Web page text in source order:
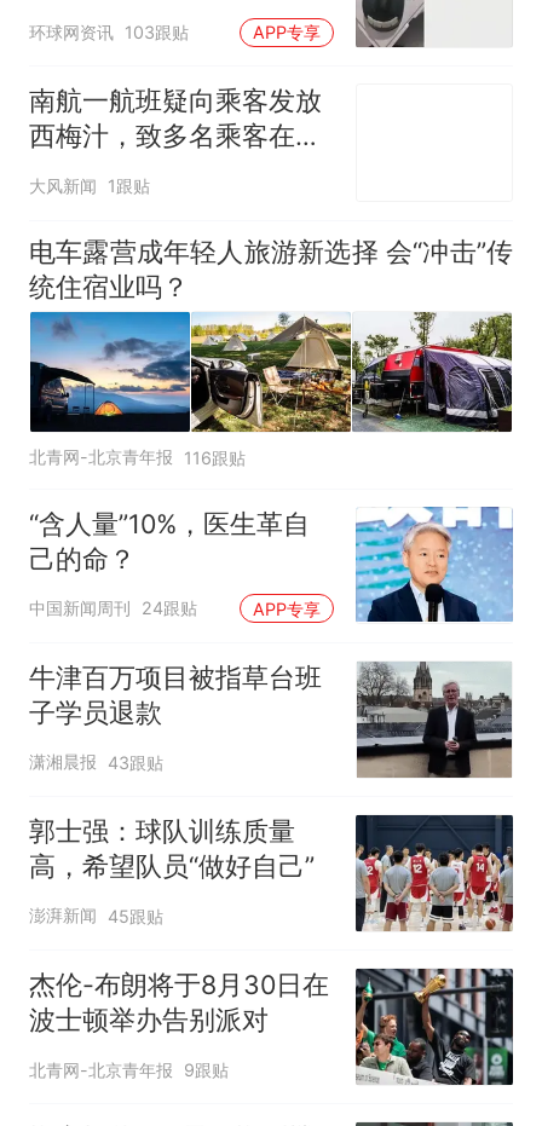
环球网资讯 103跟贴 APP专享
南航一航班疑向乘客发放
西梅汁，致多名乘客在飞
行途中排队上厕所！乘
厕所；客服回应：并非每
架飞机都会发放西梅汁
大风新闻 1跟贴
电车露营成年轻人旅游新选择 会“冲击”传
统住宿业吗？
北青网-北京青年报 116跟贴
“含人量”10%，医生革自
己的命？
中国新闻周刊 24跟贴 APP专享
牛津百万项目被指草台班
子学员退款
潇湘晨报 43跟贴
郭士强：球队训练质量
高，希望队员“做好自己”
澎湃新闻 45跟贴
杰伦-布朗将于8月30日在
波士顿举办告别派对
北青网-北京青年报 9跟贴